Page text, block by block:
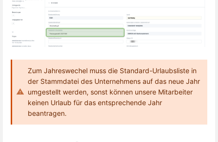
Zum Jahreswechel muss die Standard-Urlaubsliste in
der Stammdatei des Unternehmens auf das neue Jahr
umgestellt werden, sonst können unsere Mitarbeiter
keinen Urlaub für das entsprechende Jahr
beantragen.